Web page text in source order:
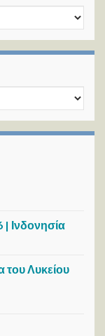
Ινδονησία
του Λυκείου